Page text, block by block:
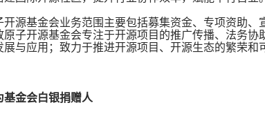
开源基金会业务范围主要包括募集资金、专项资助
原子开源基金会专注于开源项目的推广传播、法务
与应用；致力于推进开源项目、开源生态的繁荣和
基金会白银捐赠人